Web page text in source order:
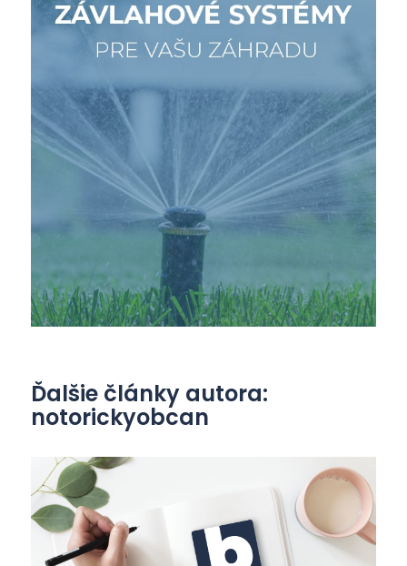
Ďalšie články autora:
notorickyobcan